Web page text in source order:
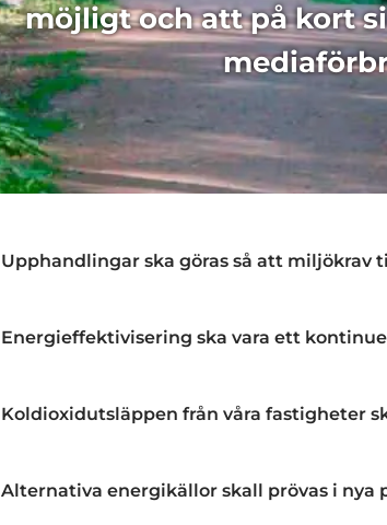
möjligt och att på kort
Upphandlingar ska göras så att miljökrav
Energieffektivisering ska vara ett
Koldioxidutsläppen från våra fastigheter
Alternativa energikällor skall prövas i nya